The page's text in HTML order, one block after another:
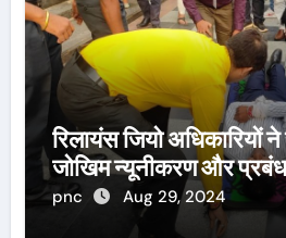
रिलायंस जियो अधिकारियों
जोखिम न्यूनीकरण और
pnc Aug 29, 2024